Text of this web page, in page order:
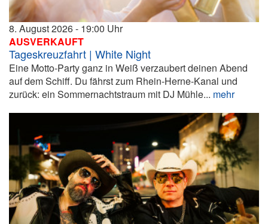
8. August 2026
19:00
AUSVERKAUFT
Tageskreuzfahrt | White Night
Eine Motto-Party ganz in Weiß verzaubert deinen Abend
auf dem Schiff. Du fährst zum Rhein-Herne-Kanal und
zurück: ein Sommernachtstraum mit DJ Mühle... mehr